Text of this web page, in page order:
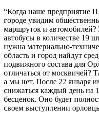
“Когда наше предприятие
городе увидим
маршруток и
автобусы в количестве 19
нужна материально-
область и город найдут
подвижного состава для
отличаться от москвичей?
а мы нет. После 22 января
снижаться каждый день на
бесценок. Оно будет
своем выступлении